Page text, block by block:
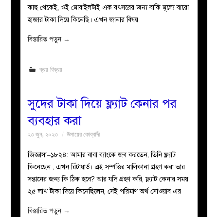
কাছ থেকেই, ওই মোবাইলটাই এক বৎসরের জন্য বাকি মূল্যে বারো
হাজার টাকা দিয়ে কিনেছি। এখন জানার বিষয়
বিস্তারিত পড়ুন →
ক্রয়-বিক্রয়
সুদের টাকা দিয়ে ফ্ল্যাট কেনার পর
ব্যবহার করা
২৩ জুন, ২০২৩ উমায়ের কোব্বাদী
জিজ্ঞাসা–১৮২৪: আমার বাবা ব্যাংকে জব করতেন, তিনি ফ্ল্যাট
কিনেছেন , এখন রিটায়ার্ড। এই সম্পত্তির মালিকানা গ্রহণ করা তার
সন্তানের জন্য কি ঠিক হবে? আর যদি গ্রহণ করি, ফ্ল্যাট কেনার সময়
২৫ লাখ টাকা দিয়ে কিনেছিলেন, সেই পরিমাণ অর্থ সোওয়াব এর
বিস্তারিত পড়ুন →